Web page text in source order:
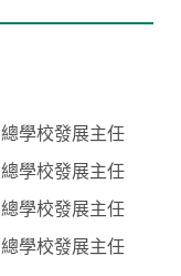
學校發展主任
學校發展主任
學校發展主任
學校發展主任